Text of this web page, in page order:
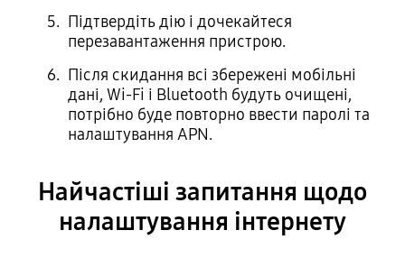
Підтвердіть дію і дочекайтеся
перезавантаження пристрою.
Після скидання всі збережені мобільні
дані, Wi-Fi і Bluetooth будуть очищені,
потрібно буде повторно ввести паролі та
налаштування APN.
Найчастіші запитання щодо
налаштування інтернету